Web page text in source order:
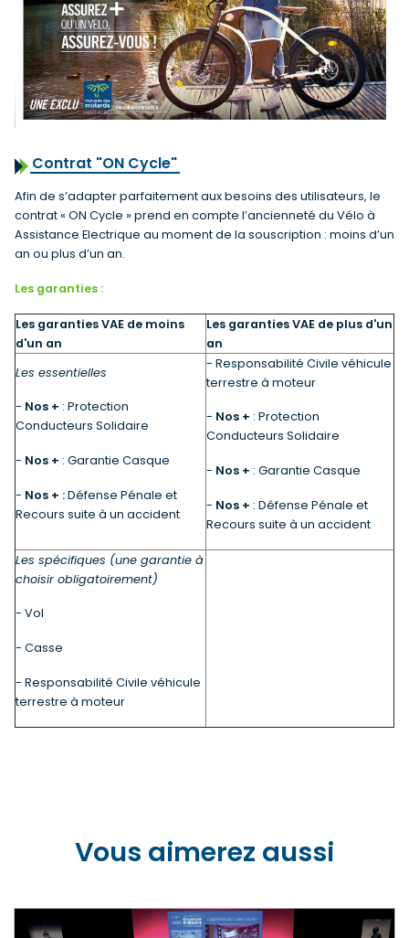
Contrat "ON Cycle"
Afin de s’adapter parfaitement aux besoins des utilisateurs, le
contrat « ON Cycle » prend en compte l’ancienneté du Vélo à
Assistance Electrique au moment de la souscription : moins d’un
an ou plus d’un an.
Les garanties :
Les garanties VAE de moins
d'un an
Les garanties VAE de plus d'un
an
Les essentielles
- Nos + : Protection
Conducteurs Solidaire
- Nos + : Garantie Casque
- Nos + :Défense Pénale et
Recours suite à un accident
- Responsabilité Civile véhicule
terrestre à moteur
- Nos + : Protection
Conducteurs Solidaire
- Nos + : Garantie Casque
- Nos + : Défense Pénale et
Recours suite à un accident
Les spécifiques (une garantie à
choisir obligatoirement)
- Vol
- Casse
- Responsabilité Civile véhicule
terrestre à moteur
Vous aimerez aussi